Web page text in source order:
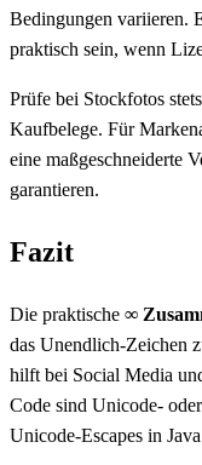
Bedingungen variieren.
praktisch sein, wenn
Prüfe bei Stockfotos
Kaufbelege. Für
eine maßgeschneiderte
garantieren.
Fazit
Die praktische ∞
das Unendlich-Zeichen
hilft bei Social Media
Code sind Unicode-
Unicode-Escapes in